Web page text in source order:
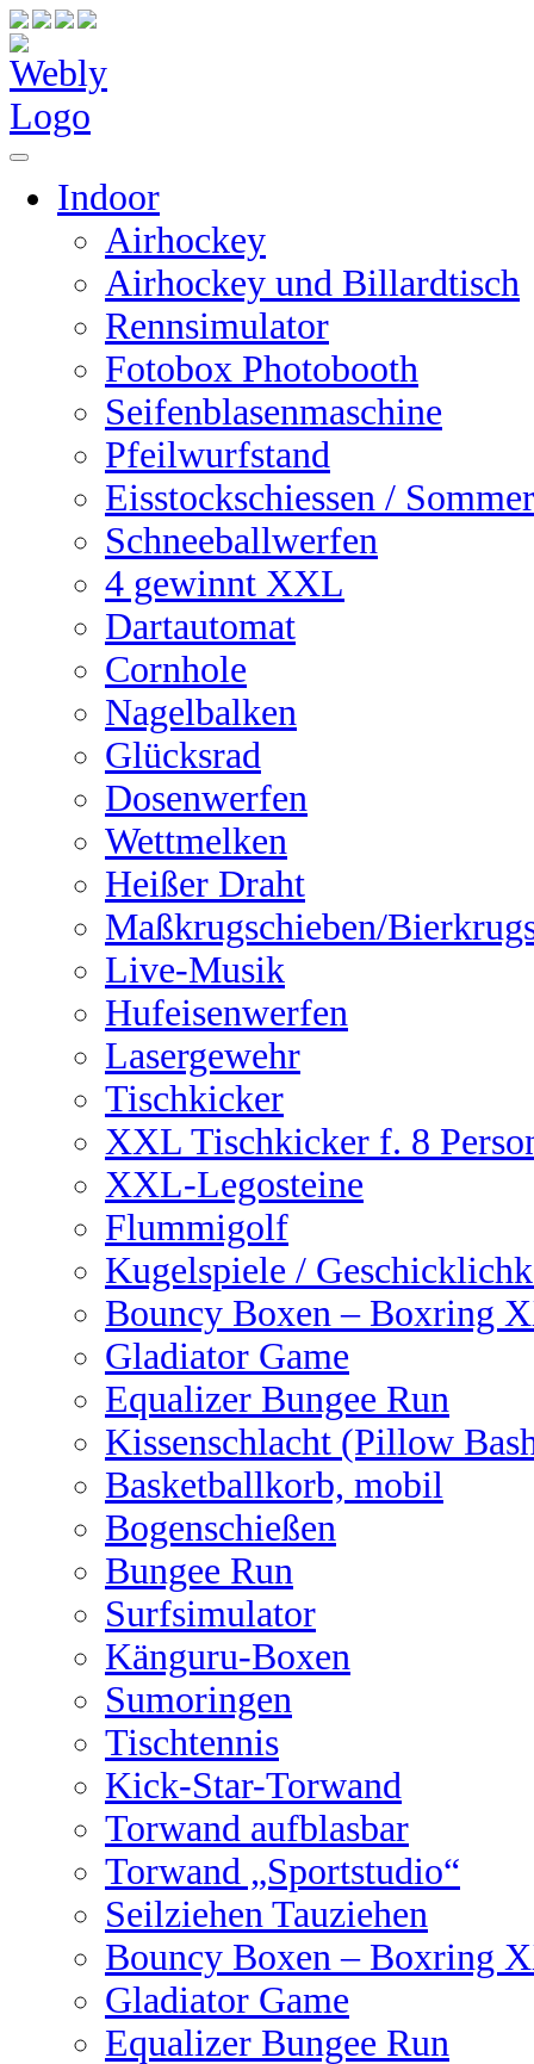
Indoor
Airhockey
Airhockey und Billardtisch
Rennsimulator
Fotobox Photobooth
Seifenblasenmaschine
Pfeilwurfstand
Eisstockschiessen /
Schneeballwerfen
4 gewinnt XXL
Dartautomat
Cornhole
Nagelbalken
Glücksrad
Dosenwerfen
Wettmelken
Heißer Draht
Maßkrugschieben/
Live-Musik
Hufeisenwerfen
Lasergewehr
Tischkicker
XXL Tischkicker f. 8
XXL-Legosteine
Flummigolf
Kugelspiele /
Bouncy Boxen – Boxring
Gladiator Game
Equalizer Bungee Run
Kissenschlacht (Pillow
Basketballkorb, mobil
Bogenschießen
Bungee Run
Surfsimulator
Känguru-Boxen
Sumoringen
Tischtennis
Kick-Star-Torwand
Torwand aufblasbar
Torwand „Sportstudio“
Seilziehen Tauziehen
Bouncy Boxen – Boxring
Gladiator Game
Equalizer Bungee Run